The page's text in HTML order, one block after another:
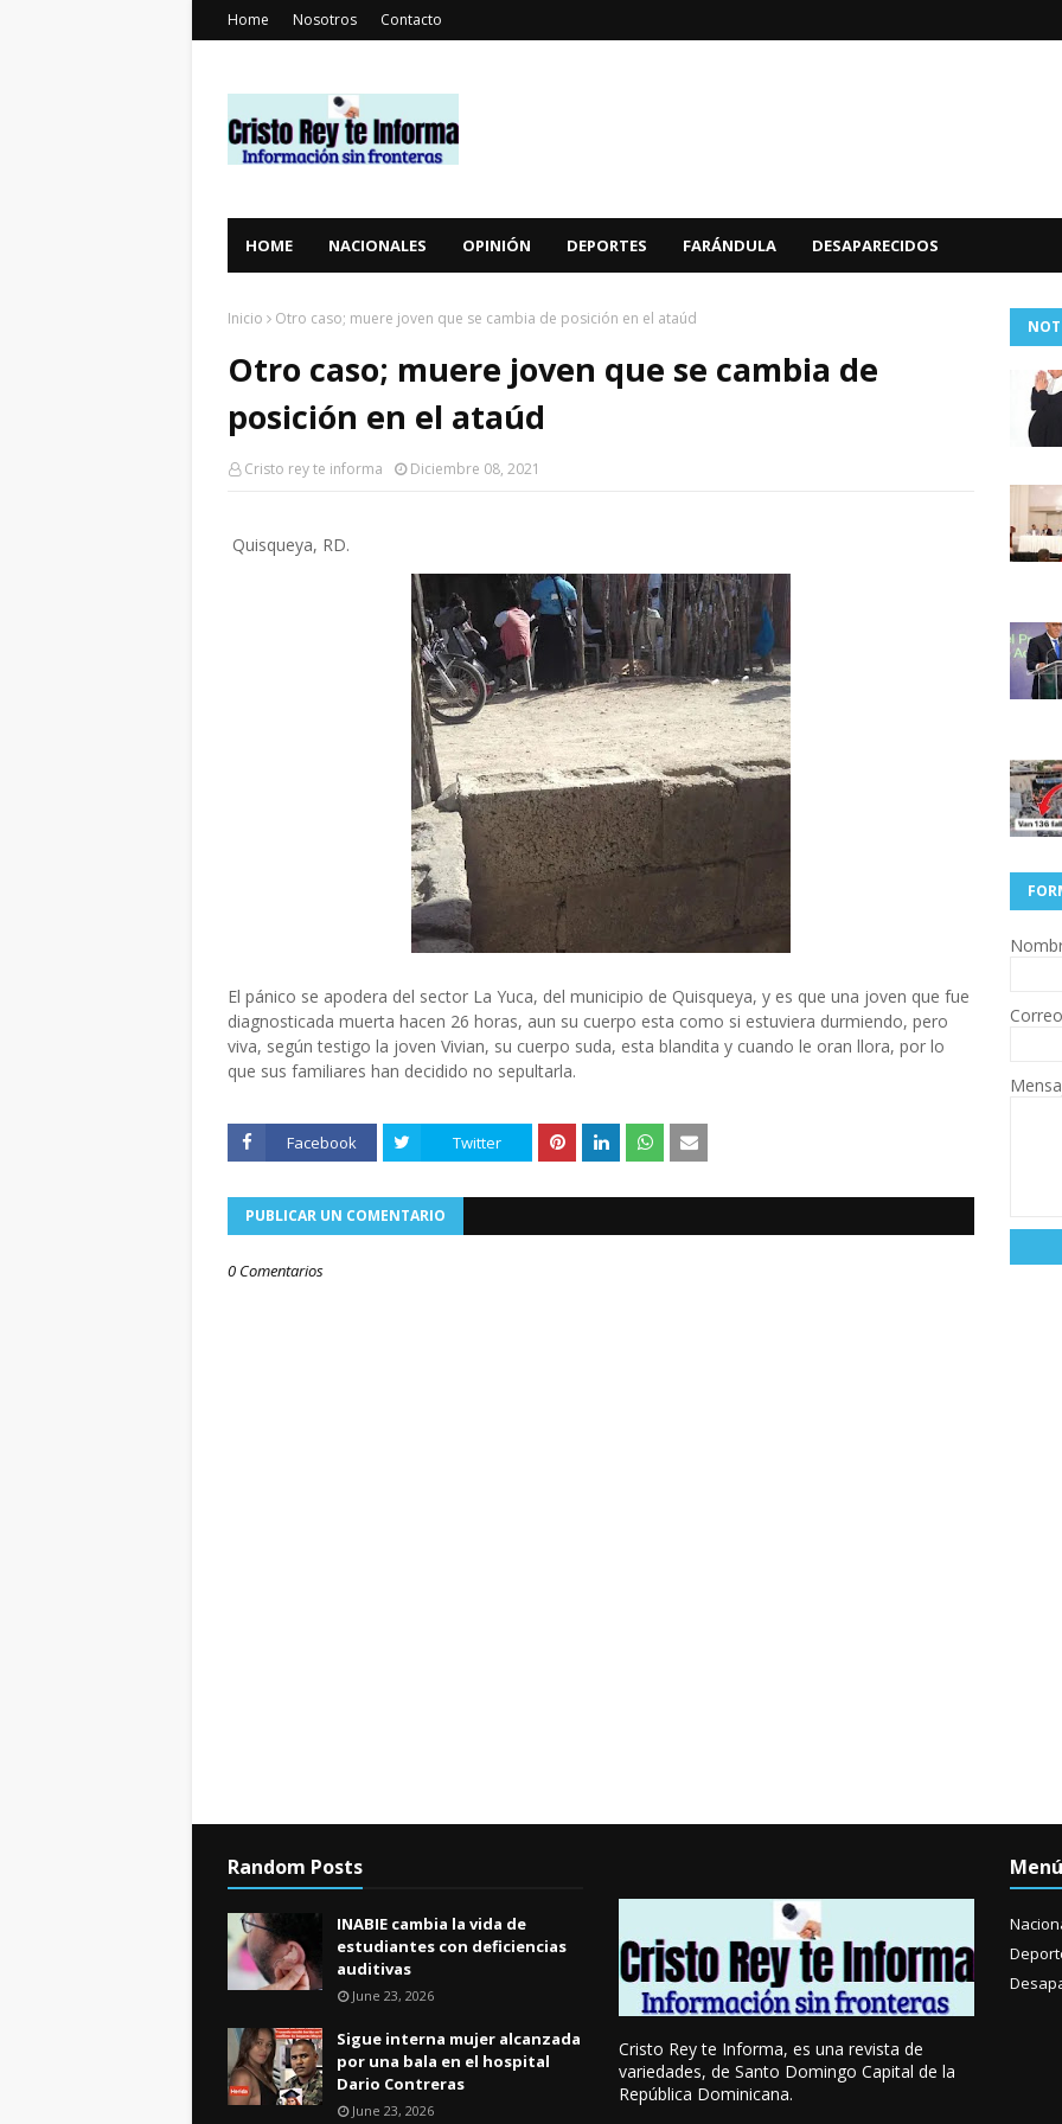
Home Nosotros Contacto
HOME NACIONALES OPINIÓN DEPORTES FARÁNDULA DESAPARECIDOS
Inicio Otro caso; muere joven que se cambia de posición en el ataúd
Otro caso; muere joven que se cambia de
posición en el ataúd
Cristo rey te informa Diciembre 08, 2021
Quisqueya, RD.
El pánico se apodera del sector La Yuca, del municipio de Quisqueya, y es que una joven que fue
diagnosticada muerta hacen 26 horas, aun su cuerpo esta como si estuviera durmiendo, pero
viva, según testigo la joven Vivian, su cuerpo suda, esta blandita y cuando le oran llora, por lo
que sus familiares han decidido no sepultarla.
Facebook Twitter
PUBLICAR UN COMENTARIO
0 Comentarios
Random Posts
INABIE cambia la vida de
estudiantes con deficiencias
auditivas
June 23, 2026
Sigue interna mujer alcanzada
por una bala en el hospital
Dario Contreras
June 23, 2026
Cristo Rey te Informa, es una revista de
variedades, de Santo Domingo Capital de la
República Dominicana.
Menú